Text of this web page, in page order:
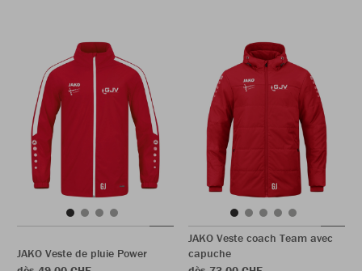
JAKO Veste de pluie Power
JAKO Veste coach Team avec
capuche